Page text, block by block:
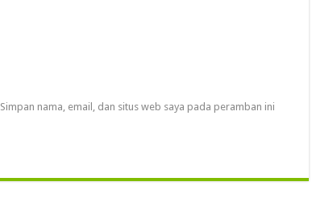
Simpan nama, email, dan situs web saya pada peramban ini